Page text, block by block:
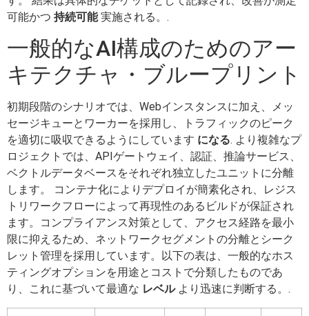
可能かつ 持続可能実施される。.
一般的なAI構成のためのアー
キテクチャ・ブループリント
初期段階のシナリオでは、Webインスタンスに加え、メッ
セージキューとワーカーを採用し、トラフィックのピーク
を適切に吸収できるようにしています になる. より複雑なプ
ロジェクトでは、APIゲートウェイ、認証、推論サービス、
ベクトルデータベースをそれぞれ独立したユニットに分離
します。 コンテナ化によりデプロイが簡素化され、レジス
トリワークフローによって再現性のあるビルドが保証され
ます。コンプライアンス対策として、アクセス経路を最小
限に抑えるため、ネットワークセグメントの分離とシーク
レット管理を採用しています。以下の表は、一般的なホス
ティングオプションを用途とコストで分類したものであ
り、これに基づいて最適な レベルより迅速に判断する。.